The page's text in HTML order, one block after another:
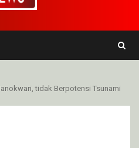
tidak Berpotensi Tsunami